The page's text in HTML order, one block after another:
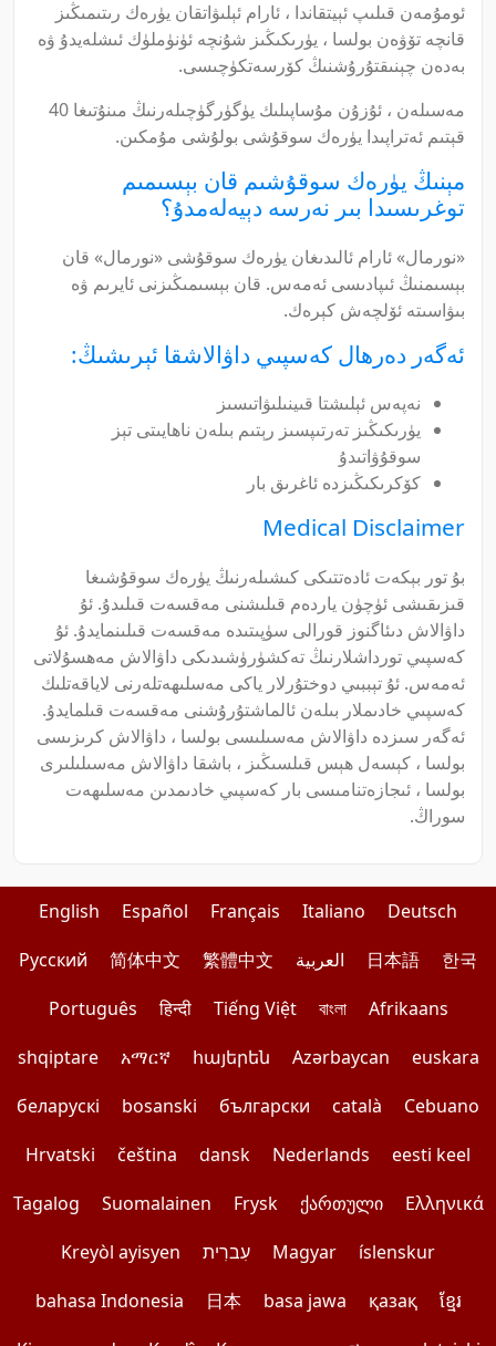
ئومۇمەن قىلىپ ئېيتقاندا ، ئارام ئېلىۋاتقان يۈرەك رىتىمىڭىز
قانچە تۆۋەن بولسا ، يۈرىكىڭىز شۇنچە ئۈنۈملۈك ئىشلەيدۇ ۋە
بەدەن چېنىقتۇرۇشنىڭ كۆرسەتكۈچىسى.
مەسىلەن ، ئۇزۇن مۇساپىلىك يۈگۈرگۈچىلەرنىڭ مىنۇتىغا 40
قېتىم ئەتراپىدا يۈرەك سوقۇشى بولۇشى مۇمكىن.
مېنىڭ يۈرەك سوقۇشىم قان بېسىمىم
توغرىسىدا بىر نەرسە دېيەلەمدۇ؟
«نورمال» ئارام ئالىدىغان يۈرەك سوقۇشى «نورمال» قان
بېسىمنىڭ ئىپادىسى ئەمەس. قان بېسىمىڭىزنى ئايرىم ۋە
بىۋاسىتە ئۆلچەش كېرەك.
ئەگەر دەرھال كەسپىي داۋالاشقا ئېرىشىڭ:
نەپەس ئېلىشتا قىينىلىۋاتىسىز
يۈرىكىڭىز تەرتىپسىز رېتىم بىلەن ناھايىتى تېز
سوقۇۋاتىدۇ
كۆكرىكىڭىزدە ئاغرىق بار
Medical Disclaimer
بۇ تور بېكەت ئادەتتىكى كىشىلەرنىڭ يۈرەك سوقۇشىغا
قىزىقىشى ئۈچۈن ياردەم قىلىشنى مەقسەت قىلىدۇ. ئۇ
داۋالاش دىئاگنوز قورالى سۈپىتىدە مەقسەت قىلىنمايدۇ. ئۇ
كەسپىي تورداشلارنىڭ تەكشۈرۈشىدىكى داۋالاش مەھسۇلاتى
ئەمەس. ئۇ تېببىي دوختۇرلار ياكى مەسلىھەتلەرنى لاياقەتلىك
كەسپىي خادىملار بىلەن ئالماشتۇرۇشنى مەقسەت قىلمايدۇ.
ئەگەر سىزدە داۋالاش مەسىلىسى بولسا ، داۋالاش كرىزىسى
بولسا ، كېسەل ھېس قىلسىڭىز ، باشقا داۋالاش مەسىلىلىرى
بولسا ، ئىجازەتنامىسى بار كەسپىي خادىمدىن مەسلىھەت
سوراڭ.
English Español Français Italiano
Deutsch
Pусский
简体中文 繁體中文 العربية 日本語
한국
Português
हिन्दी Tiếng Việt বাংলা
Afrikaans
shqiptare
አማርኛ հայերեն Azərbaycan
euskara
беларускі
bosanski български català
Cebuano
Hrvatski
čeština dansk Nederlands
eesti keel
Tagalog
Suomalainen Frysk ქართული
Ελληνικά
Kreyòl ayisyen
עִברִית Magyar
íslenskur
bahasa Indonesia
日本 basa jawa қазақ
ខ្មែរ